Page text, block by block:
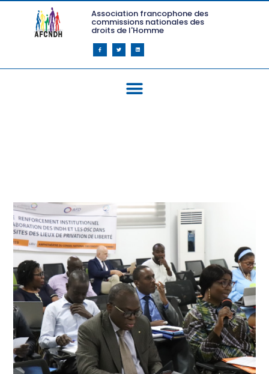
Association francophone des
commissions nationales des
droits de l'Homme